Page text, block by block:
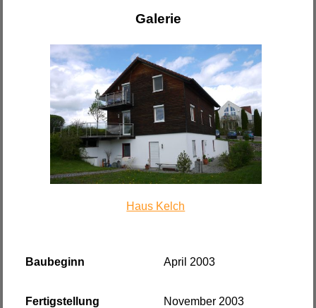
Galerie
Haus Kelch
Baubeginn April 2003
Fertigstellung November 2003